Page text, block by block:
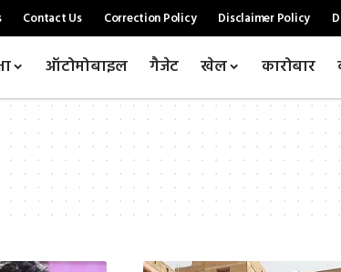
Contact Us Correction Policy Disclaimer Policy
ऑटोमोबाइल गैजेट खेल कारोबार